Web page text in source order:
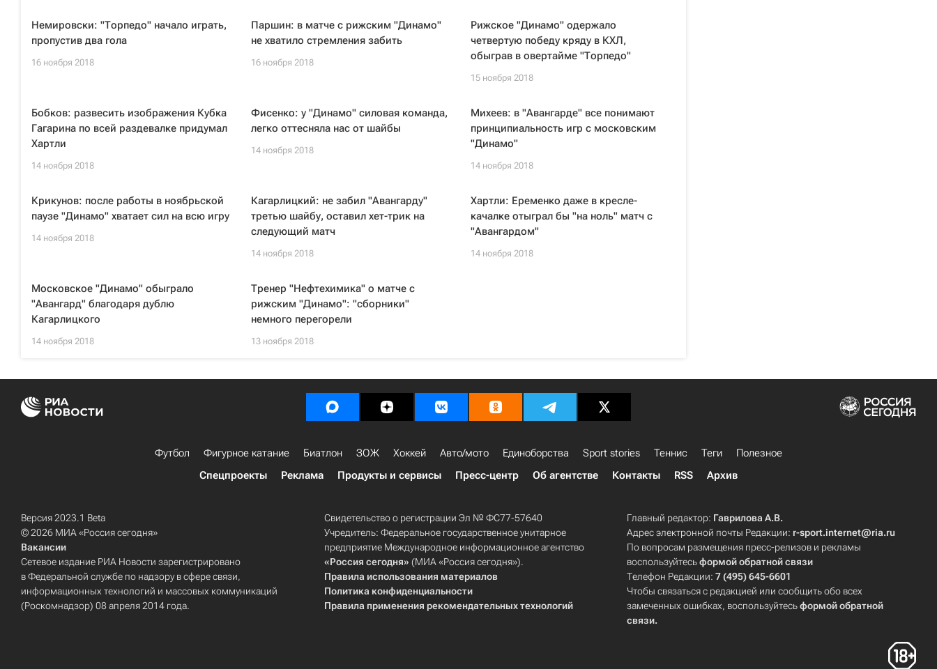
Немировски: "Торпедо" начало играть,
пропустив два гола
16 ноября 2018
Паршин: в матче с рижским "Динамо"
не хватило стремления забить
16 ноября 2018
Рижское "Динамо" одержало
четвертую победу кряду в КХЛ,
обыграв в овертайме "Торпедо"
15 ноября 2018
Бобков: развесить изображения Кубка
Гагарина по всей раздевалке придумал
Хартли
14 ноября 2018
Фисенко: у "Динамо" силовая команда,
легко оттесняла нас от шайбы
14 ноября 2018
Михеев: в "Авангарде" все понимают
принципиальность игр с московским
"Динамо"
14 ноября 2018
Крикунов: после работы в ноябрьской
паузе "Динамо" хватает сил на всю игру
14 ноября 2018
Кагарлицкий: не забил "Авангарду"
третью шайбу, оставил хет-трик на
следующий матч
14 ноября 2018
Хартли: Еременко даже в кресле-
качалке отыграл бы "на ноль" матч с
"Авангардом"
14 ноября 2018
Московское "Динамо" обыграло
"Авангард" благодаря дублю
Кагарлицкого
14 ноября 2018
Тренер "Нефтехимика" о матче с
рижским "Динамо": "сборники"
немного перегорели
13 ноября 2018
Футбол Фигурное катание Биатлон ЗОЖ Хоккей Авто/мото Единоборства Sport stories Теннис Теги
Полезное
Спецпроекты
Реклама Продукты и сервисы Пресс-центр Об агентстве Контакты RSS Архив
Версия 2023.1 Beta
© 2026 МИА «Россия сегодня»
Вакансии
Сетевое издание РИА Новости зарегистрировано
в Федеральной службе по надзору в сфере связи,
информационных технологий и массовых коммуникаций
(Роскомнадзор) 08 апреля 2014 года.
Свидетельство о регистрации Эл № ФС77-57640
Учредитель: Федеральное государственное унитарное
предприятие Международное информационное агентство
«Россия сегодня» (МИА «Россия сегодня»).
Правила использования материалов
Политика конфиденциальности
Правила применения рекомендательных технологий
Главный редактор: Гаврилова А.В.
Адрес электронной почты Редакции: r-sport.internet@ria.ru
По вопросам размещения пресс-релизов и рекламы
воспользуйтесьформой обратной связи
Телефон Редакции:7 (495) 645-6601
Чтобы связаться с редакцией или сообщить обо всех
замеченных ошибках, воспользуйтесьформой обратной
связи.